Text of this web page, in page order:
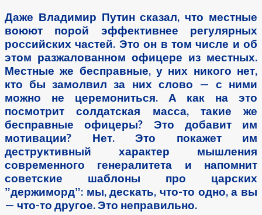
Даже Владимир Путин сказал, что местные
воюют порой эффективнее регулярных
российских частей. Это он в том числе и об
этом разжалованном офицере из местных.
Местные же бесправные, у них никого нет,
кто бы замолвил за них слово — с ними
можно не церемониться. А как на это
посмотрит солдатская масса, такие же
бесправные офицеры? Это добавит им
мотивации? Нет. Это покажет им
деструктивный характер мышления
современного генералитета и напомнит
советские шаблоны про царских
ˮдержимордˮ: мы, дескать, что-то одно, а вы
— что-то другое. Это неправильно.